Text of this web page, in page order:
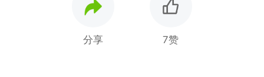
分享 7赞